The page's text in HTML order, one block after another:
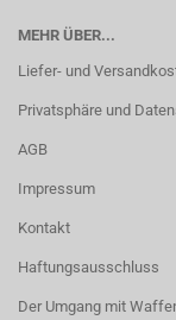
MEHR ÜBER...
Liefer- und
Privatsphäre und
AGB
Impressum
Kontakt
Haftungsausschluss
Der Umgang mit